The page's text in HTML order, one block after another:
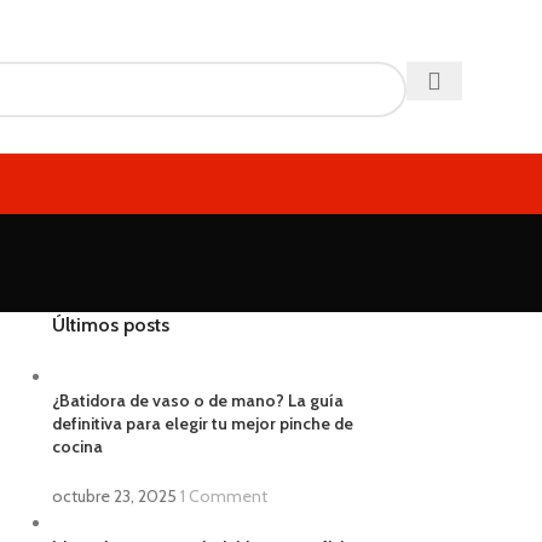
Últimos posts
¿Batidora de vaso o de mano? La guía
definitiva para elegir tu mejor pinche de
cocina
octubre 23, 2025 1 Comment